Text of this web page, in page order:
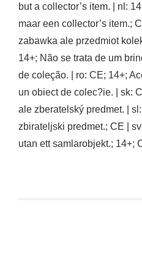
but a collector’s item. | nl:
maar een collector’s item.;
zabawka ale przedmiot
14+; Não se trata de um
de coleção. | ro: CE; 14+;
un obiect de colec?ie. | sk:
ale zberatelský predmet. |
zbirateljski predmet.; CE |
utan ett samlarobjekt.; 14+;